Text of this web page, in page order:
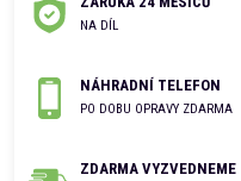
NA DÍL
NÁHRADNÍ TELEFON
PO DOBU OPRAVY ZDARMA
ZDARMA VYZVEDNEME